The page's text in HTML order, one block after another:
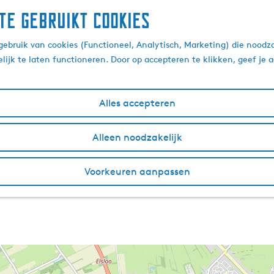
gebruikt cookies
van cookies (Functioneel, Analytisch, Marketing) die
te laten functioneren. Door op accepteren te klikken, geef je
Alles accepteren
Alleen noodzakelijk
Voorkeuren aanpassen